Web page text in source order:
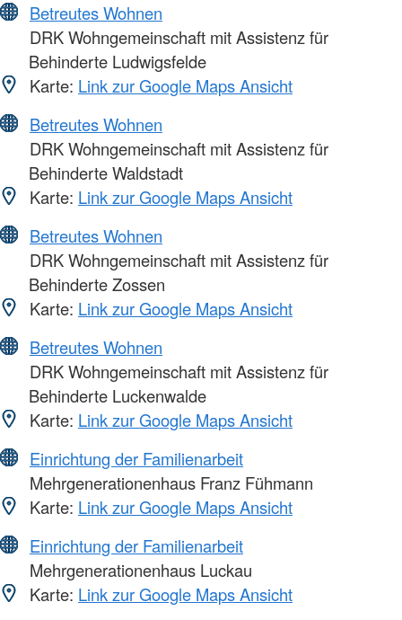
Betreutes Wohnen
DRK Wohngemeinschaft mit Assistenz für
Behinderte Ludwigsfelde
Karte: Link zur Google Maps Ansicht
Betreutes Wohnen
DRK Wohngemeinschaft mit Assistenz für
Behinderte Waldstadt
Karte: Link zur Google Maps Ansicht
Betreutes Wohnen
DRK Wohngemeinschaft mit Assistenz für
Behinderte Zossen
Karte: Link zur Google Maps Ansicht
Betreutes Wohnen
DRK Wohngemeinschaft mit Assistenz für
Behinderte Luckenwalde
Karte: Link zur Google Maps Ansicht
Einrichtung der Familienarbeit
Mehrgenerationenhaus Franz Fühmann
Karte: Link zur Google Maps Ansicht
Einrichtung der Familienarbeit
Mehrgenerationenhaus Luckau
Karte: Link zur Google Maps Ansicht